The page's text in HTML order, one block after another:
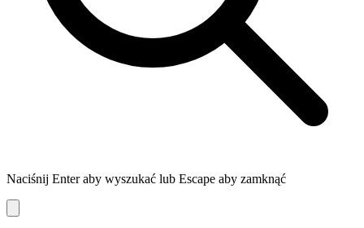
Naciśnij Enter aby wyszukać lub Escape aby zamknąć